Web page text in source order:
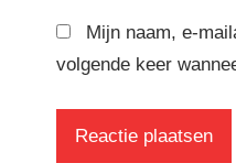
Mijn naam, e-
volgende keer